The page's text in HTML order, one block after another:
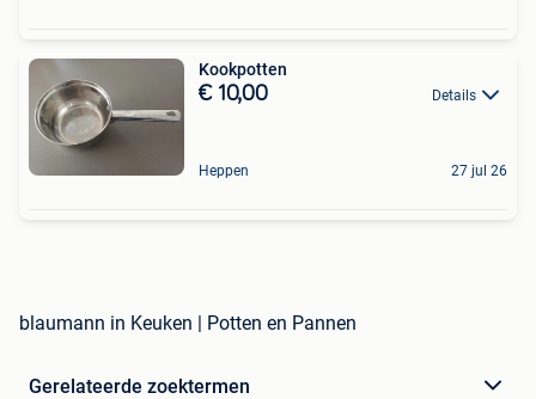
Kookpotten
€ 10,00 Details
Heppen 27 jul 26
blaumann in Keuken | Potten en Pannen
Gerelateerde zoektermen